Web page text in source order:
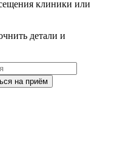
клиники или
детали и
на приём